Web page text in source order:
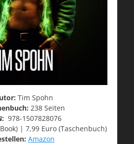
Tim Spohn
238 Seiten
978-1507828076
| 7,99 Euro (Taschenbuch)
Amazon